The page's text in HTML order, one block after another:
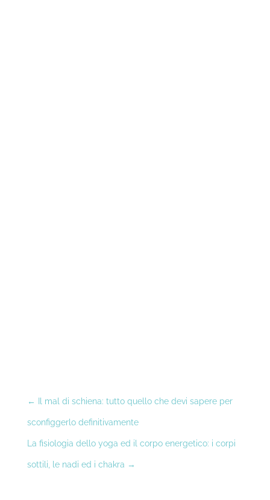
← Il mal di schiena: tutto quello che devi sapere per
sconfiggerlo definitivamente
La fisiologia dello yoga ed il corpo energetico: i corpi
sottili, le nadi ed i chakra →